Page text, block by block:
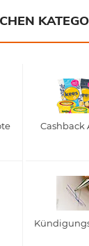
Cashback